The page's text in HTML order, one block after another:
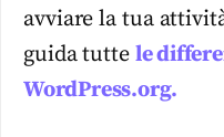
avviare la tua
guida tutte le
WordPress.org.